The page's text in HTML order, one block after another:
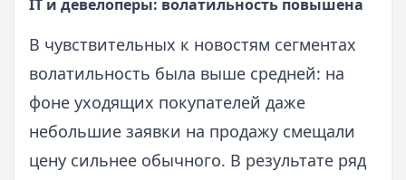
IT и девелоперы: волатильность повышена
В чувствительных к новостям сегментах
волатильность была выше средней: на
фоне уходящих покупателей даже
небольшие заявки на продажу смещали
цену сильнее обычного. В результате ряд